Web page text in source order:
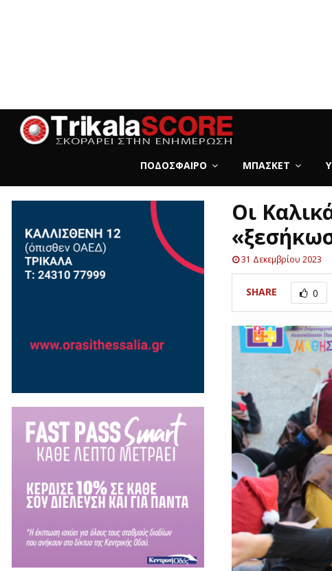
ΠΟΔΌΣΦΑΙΡΟ ΜΠΆΣΚΕΤ
Οι
31 Δεκεμβρίου 2023
SHARE 0